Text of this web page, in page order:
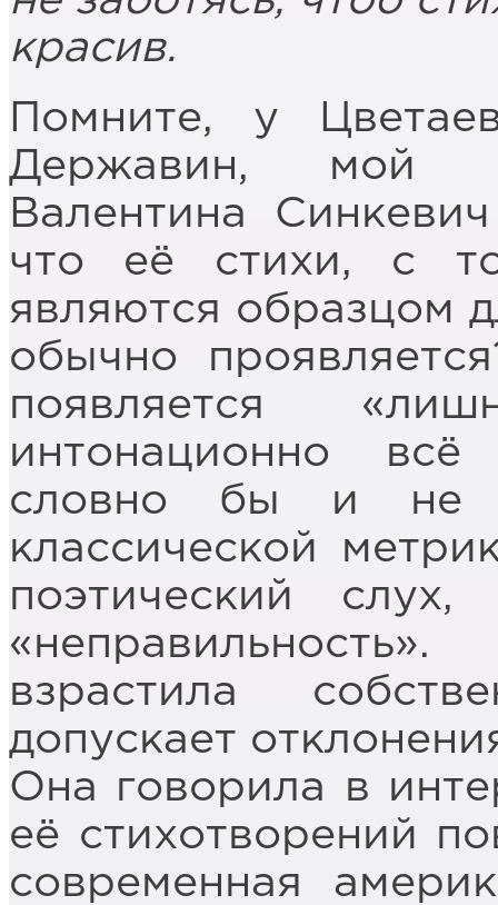
красив.
Помните, у
Державин, мой
Валентина
что её стихи, с
являются образцом
обычно
появляется
интонационно
словно бы и не
классической
поэтический
взрастила
допускает
Она говорила в
её стихотворений
современная